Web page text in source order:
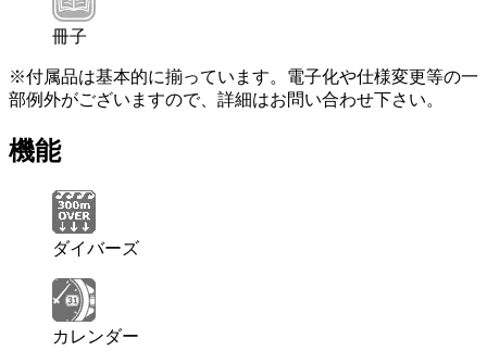
冊子
※付属品は基本的に揃っています。電子化や仕様変更等の一
部例外がございますので、詳細はお問い合わせ下さい。
機能
ダイバーズ
カレンダー